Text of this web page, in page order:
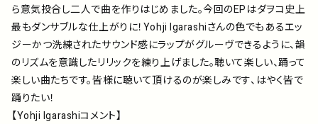
ら意気投合し二人で曲を作りはじめました。今回のEPはダヲコ史上
最もダンサブルな仕上がりに！Yohji Igarashiさんの色でもあるエッ
ジーかつ洗練されたサウンド感にラップがグルーヴできるように、韻
のリズムを意識したリリックを練り上げました。聴いて楽しい、踊って
楽しい曲たちです。皆様に聴いて頂けるのが楽しみです、はやく皆で
踊りたい！
【Yohji Igarashiコメント】